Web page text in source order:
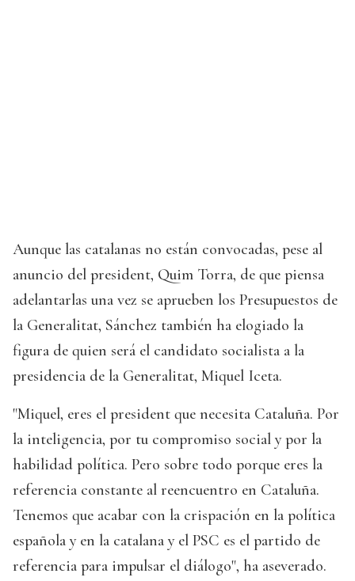
Aunque las catalanas no están convocadas, pese al
anuncio del president, Quim Torra, de que piensa
adelantarlas una vez se aprueben los Presupuestos de
la Generalitat, Sánchez también ha elogiado la
figura de quien será el candidato socialista a la
presidencia de la Generalitat, Miquel Iceta.
"Miquel, eres el president que necesita Cataluña. Por
la inteligencia, por tu compromiso social y por la
habilidad política. Pero sobre todo porque eres la
referencia constante al reencuentro en Cataluña.
Tenemos que acabar con la crispación en la política
española y en la catalana y el PSC es el partido de
referencia para impulsar el diálogo", ha aseverado.